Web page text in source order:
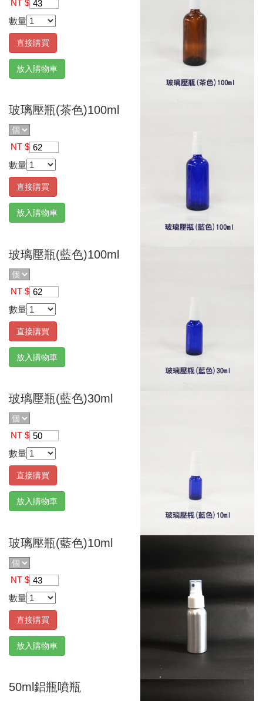
NT $ 43
數量
直接購買
放入購物車
玻璃壓瓶(茶色)100ml
NT $ 62
數量
直接購買
放入購物車
玻璃壓瓶(藍色)100ml
NT $ 62
數量
直接購買
放入購物車
玻璃壓瓶(藍色)30ml
NT $ 50
數量
直接購買
放入購物車
玻璃壓瓶(藍色)10ml
NT $ 43
數量
直接購買
放入購物車
50ml鋁瓶噴瓶